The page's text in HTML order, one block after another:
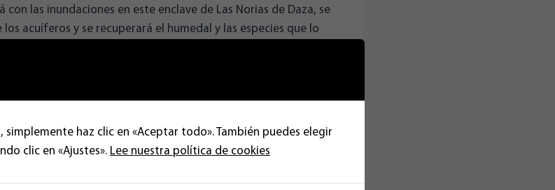
las inundaciones en este enclave de Las Norias de Daza, se
acuíferos y se recuperará el humedal y las especies que lo
“factores de gran importancia como el aprovechamiento del
para el regadío de los invernaderos y reduciría las
de decenas de hectáreas cada vez que se desborda el
simplemente haz clic en «Aceptar todo». También puedes elegir
clic en «Ajustes». Lee nuestra política de cookies